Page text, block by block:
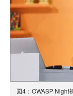
図4：OWASP Night